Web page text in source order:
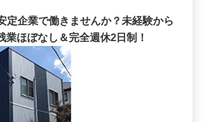
定企業で働きませんか？未経験から
業ほぼなし＆完全週休2日制！